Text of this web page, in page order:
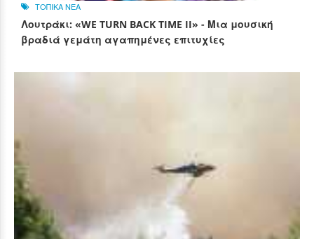
ΤΟΠΙΚΑ ΝΕΑ
Λουτράκι: «WE TURN BACK TIME II» - Μια μουσική
βραδιά γεμάτη αγαπημένες επιτυχίες